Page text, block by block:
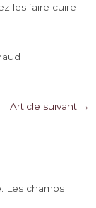
les faire cuire
Article suivant →
Les champs